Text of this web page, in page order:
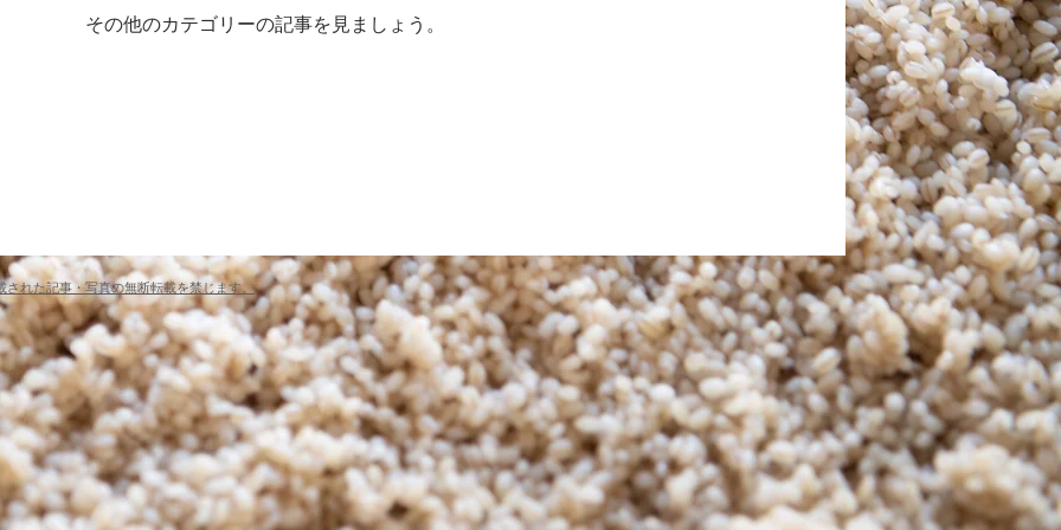
その他のカテゴリーの記事を見ましょう。
れた記事・写真の無断転載を禁じます。